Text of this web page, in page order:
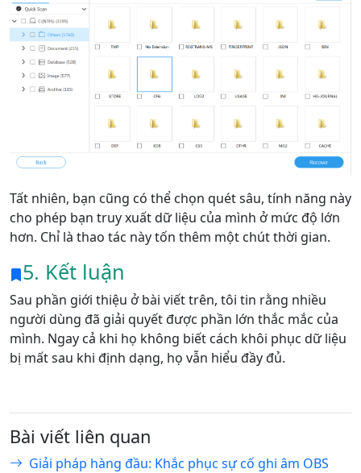
Tất nhiên, bạn cũng có thể chọn quét sâu, tính năng này
cho phép bạn truy xuất dữ liệu của mình ở mức độ lớn
hơn. Chỉ là thao tác này tốn thêm một chút thời gian.
5. Kết luận
Sau phần giới thiệu ở bài viết trên, tôi tin rằng nhiều
người dùng đã giải quyết được phần lớn thắc mắc của
mình. Ngay cả khi họ không biết cách khôi phục dữ liệu
bị mất sau khi định dạng, họ vẫn hiểu đầy đủ.
Bài viết liên quan
Giải pháp hàng đầu: Khắc phục sự cố ghi âm OBS